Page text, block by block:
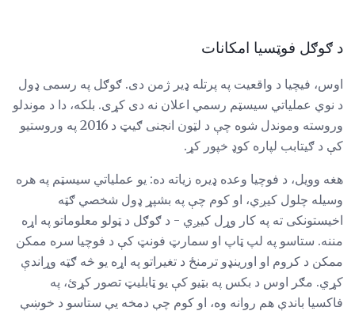
د ګوګل فوټسیا امکانات
اوس، فیچیا د واقعیت په پرتله ډیر ژمن دی. ګوګل په رسمی ډول
د نوي عملیاتي سیسټم رسمي اعلان نه دی کړی. بلکه، دا د موندلو
وروسته وموندل شوه چې د لټون انجنی ګیټ د 2016 په وروستیو
کې د ګیتابب لپاره کوډ خپور کړ.
هغه وویل، د فوچیا وعده ډیره زیاته ده: یو عملیاتي سیسټم په هره
وسیله چلول کیږي، او کوم چې په بشپړ ډول شخصي ګټه
اخیستونکی ته په کار وړل کیږي - د ګوګل د ټولو معلوماتو په اړه
مننه. ستاسو په لپ ټاپ او سمارټ فونټ کې د فوچیا سره ممکن
ممکن د کروم او اورینډو ترمنځ د تغیراتو په اړه یو څه ګټه وړاندې
کړي. مګر اوس د بکس په بټیو کې یو ټابلیټ تصور کړئ، په
فاکسیا باندې هم روانه وه، او کوم چې دمخه یې ستاسو د خوښې